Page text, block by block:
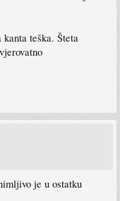
teška. Šteta
je u ostatku